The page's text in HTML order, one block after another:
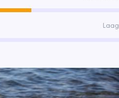
Laag